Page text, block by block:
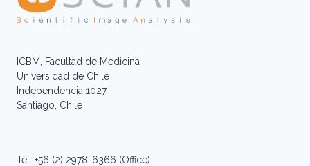
ICBM, Facultad de Medicina
Universidad de Chile
Independencia 1027
Santiago, Chile
Tel: +56 (2) 2978-6366 (Office)